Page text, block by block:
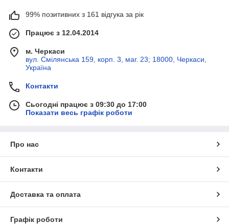
99% позитивних з 161 відгука за рік
Працює з 12.04.2014
м. Черкаси
вул. Смілянська 159, корп. 3, маг. 23; 18000, Черкаси,
Україна
Контакти
Сьогодні працює з 09:30 до 17:00
Показати весь графік роботи
Про нас
Контакти
Доставка та оплата
Графік роботи